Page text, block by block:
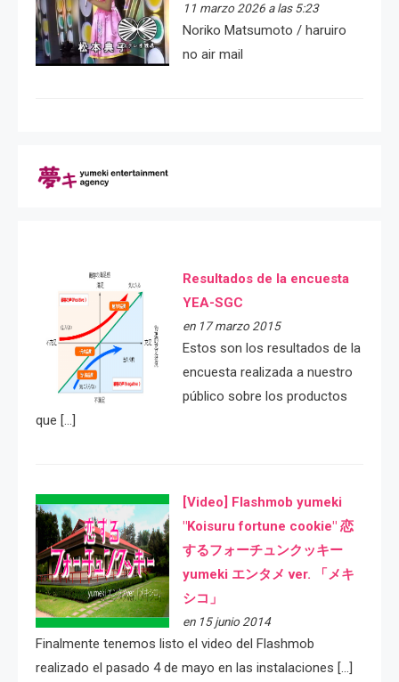
11 marzo 2026 a las 5:23
Noriko Matsumoto / haruiro
no air mail
Resultados de la encuesta
YEA-SGC
en 17 marzo 2015
Estos son los resultados de la
encuesta realizada a nuestro
público sobre los productos
que […]
[Video] Flashmob yumeki
"Koisuru fortune cookie" 恋
するフォーチュンクッキー
yumeki エンタメ ver. 「メキ
シコ」
en 15 junio 2014
Finalmente tenemos listo el video del Flashmob
realizado el pasado 4 de mayo en las instalaciones […]